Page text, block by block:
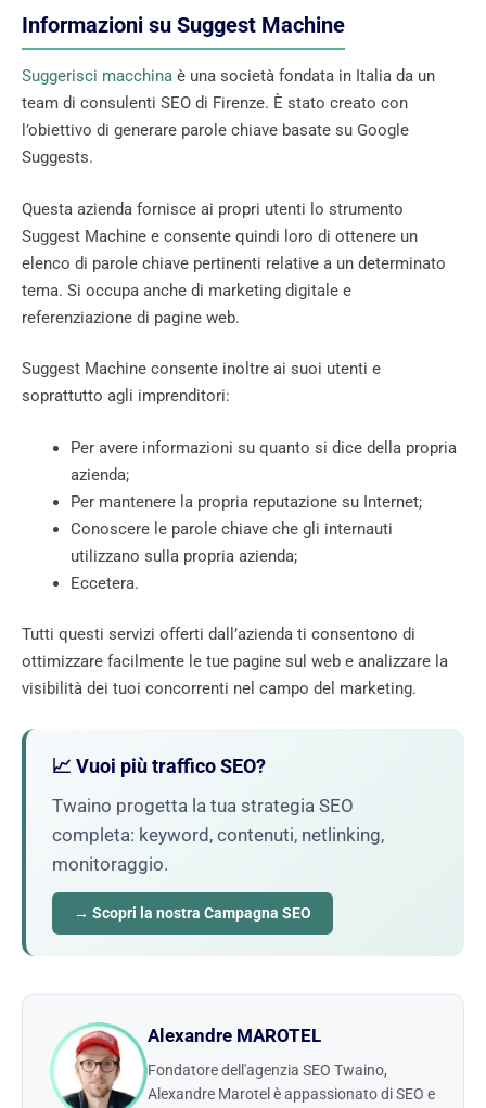
Informazioni su Suggest Machine
Suggerisci macchina è una società fondata in Italia da un
team di consulenti SEO di Firenze. È stato creato con
l’obiettivo di generare parole chiave basate su Google
Suggests.
Questa azienda fornisce ai propri utenti lo strumento
Suggest Machine e consente quindi loro di ottenere un
elenco di parole chiave pertinenti relative a un determinato
tema. Si occupa anche di marketing digitale e
referenziazione di pagine web.
Suggest Machine consente inoltre ai suoi utenti e
soprattutto agli imprenditori:
Per avere informazioni su quanto si dice della propria
azienda;
Per mantenere la propria reputazione su Internet;
Conoscere le parole chiave che gli internauti
utilizzano sulla propria azienda;
Eccetera.
Tutti questi servizi offerti dall’azienda ti consentono di
ottimizzare facilmente le tue pagine sul web e analizzare la
visibilità dei tuoi concorrenti nel campo del marketing.
📈 Vuoi più traffico SEO?
Twaino progetta la tua strategia SEO
completa: keyword, contenuti, netlinking,
monitoraggio.
→ Scopri la nostra Campagna SEO
Alexandre MAROTEL
Fondatore dell'agenzia SEO Twaino,
Alexandre Marotel è appassionato di SEO e